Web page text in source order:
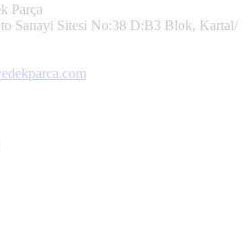
Parça
Sanayi Sitesi No:38 D:B3 Blok, Kartal/